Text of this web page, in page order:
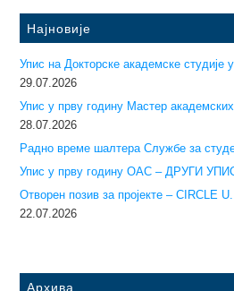
Најновије
Упис на Докторске академске студије
29.07.2026
Упис у прву годину Mастер
28.07.2026
Радно време шалтера Службе за
Упис у прву годину ОАС – ДРУГИ
Отворен позив за пројекте – CIRCLE
22.07.2026
Архива